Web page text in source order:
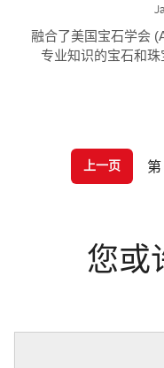
融合了美国宝石学会
专业知识的宝石和
上一页
您或